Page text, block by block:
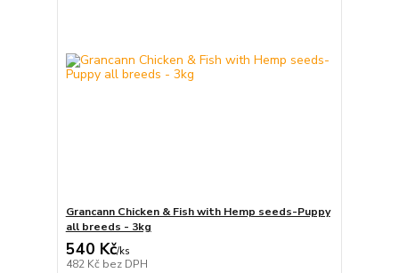
Grancann Chicken & Fish with Hemp seeds-Puppy
all breeds - 3kg
540 Kč/ks
482 Kč bez DPH